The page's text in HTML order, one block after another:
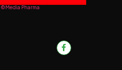
©Media Pharma